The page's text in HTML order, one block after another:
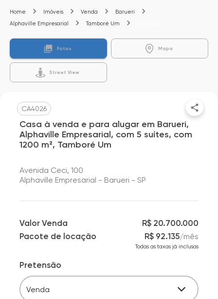
Home Imóveis Venda
Barueri
Alphaville Empresarial
Tamboré Um
Fotos Mapa
Street View
CA4026
Casa à venda e para alugar em Barueri,
Alphaville Empresarial, com 5 suítes, com
1200 m², Tamboré Um
Avenida Ceci, 100
Alphaville Empresarial - Barueri - SP
Valor Venda
R$ 20.700.000
Pacote de locação
R$ 92.135/mês
Todas as taxas já inclusas
Pretensão
Venda